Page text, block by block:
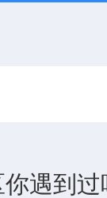
遇到过